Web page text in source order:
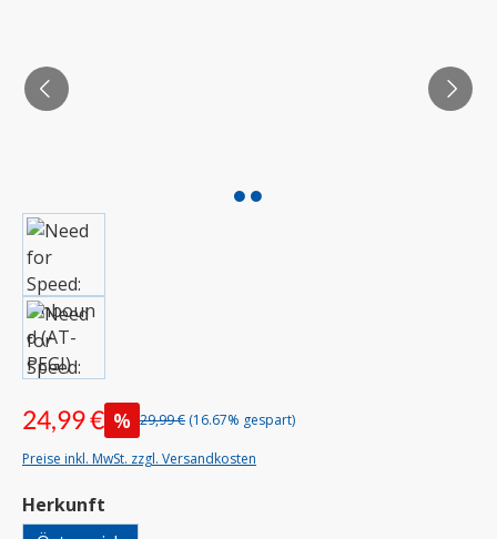
24,99 € % 29,99 € (16.67% gespart)
Preise inkl. MwSt. zzgl. Versandkosten
Herkunft